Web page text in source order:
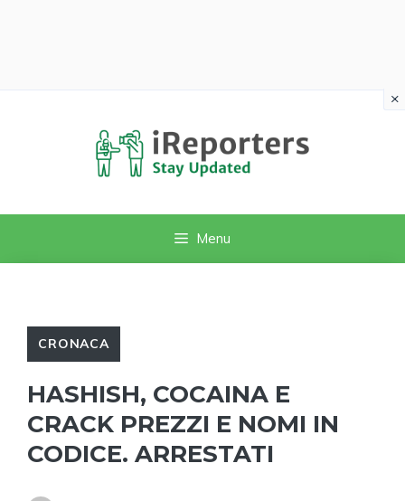
Menu
CRONACA
HASHISH, COCAINA E
CRACK PREZZI E NOMI IN
CODICE. ARRESTATI
×